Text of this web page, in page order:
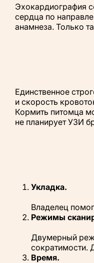
Эхокардиография
сердца по
анамнеза. Только
Единственное
и скорость
Кормить питомца
не планирует УЗИ
Укладка.
Владелец
Режимы
Двумерный
сократимости.
Время.